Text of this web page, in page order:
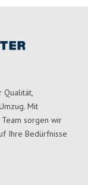
Qualität,
Mit
sorgen wir
Ihre Bedürfnisse